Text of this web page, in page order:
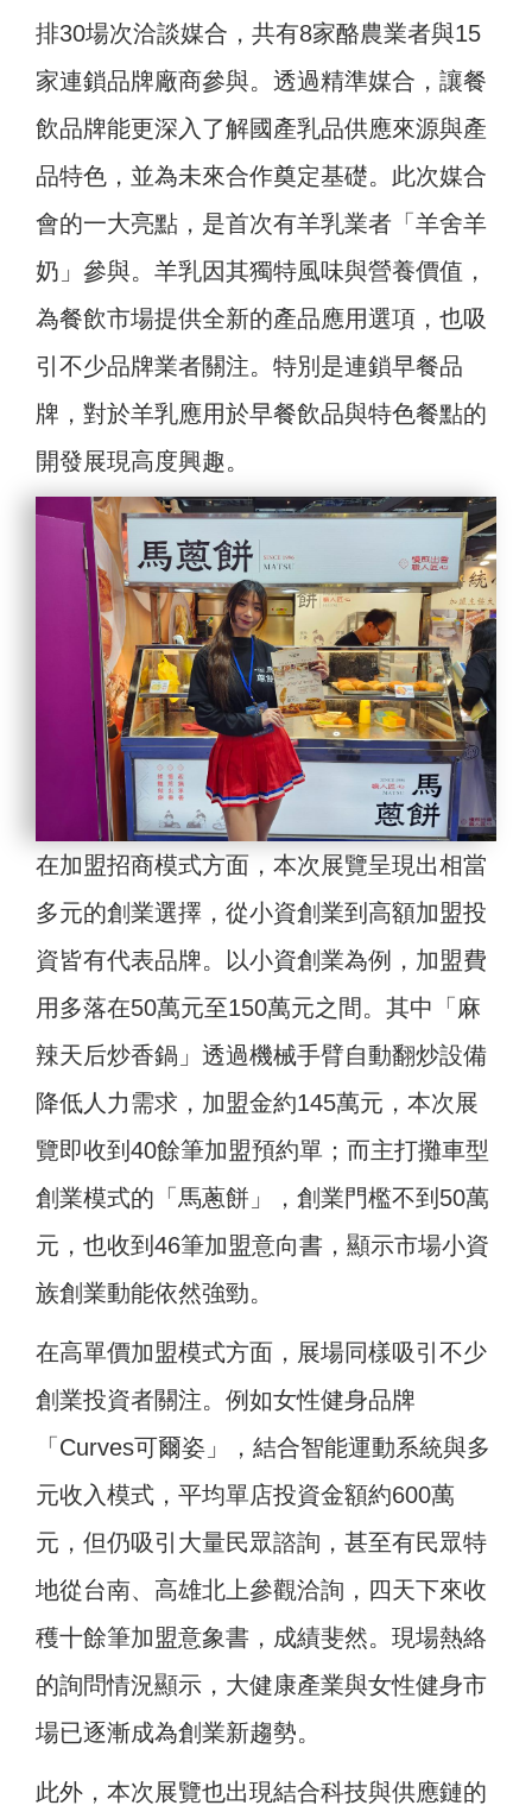
排30場次洽談媒合，共有8家酪農業者與15
家連鎖品牌廠商參與。透過精準媒合，讓餐
飲品牌能更深入了解國產乳品供應來源與產
品特色，並為未來合作奠定基礎。此次媒合
會的一大亮點，是首次有羊乳業者「羊舍羊
奶」參與。羊乳因其獨特風味與營養價值，
為餐飲市場提供全新的產品應用選項，也吸
引不少品牌業者關注。特別是連鎖早餐品
牌，對於羊乳應用於早餐飲品與特色餐點的
開發展現高度興趣。
在加盟招商模式方面，本次展覽呈現出相當
多元的創業選擇，從小資創業到高額加盟投
資皆有代表品牌。以小資創業為例，加盟費
用多落在50萬元至150萬元之間。其中「麻
辣天后炒香鍋」透過機械手臂自動翻炒設備
降低人力需求，加盟金約145萬元，本次展
覽即收到40餘筆加盟預約單；而主打攤車型
創業模式的「馬蔥餅」，創業門檻不到50萬
元，也收到46筆加盟意向書，顯示市場小資
族創業動能依然強勁。
在高單價加盟模式方面，展場同樣吸引不少
創業投資者關注。例如女性健身品牌
「Curves可爾姿」，結合智能運動系統與多
元收入模式，平均單店投資金額約600萬
元，但仍吸引大量民眾諮詢，甚至有民眾特
地從台南、高雄北上參觀洽詢，四天下來收
穫十餘筆加盟意象書，成績斐然。現場熱絡
的詢問情況顯示，大健康產業與女性健身市
場已逐漸成為創業新趨勢。
此外，本次展覽也出現結合科技與供應鏈的